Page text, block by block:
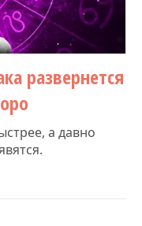
развернется
а давно